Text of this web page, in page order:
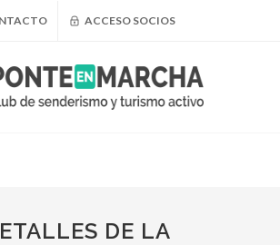
ACCESO SOCIOS
DE LA